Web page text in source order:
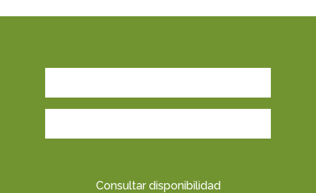
Consultar disponibilidad